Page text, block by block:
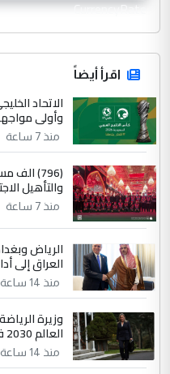
CurrencyRate
اقرأ أيضاً
وأولى
منذ 7 ساعة
(796)
والتأهيل
منذ 7 ساعة
الرياض
العراق إلى
منذ 14 ساعة
وزيرة
العالم 2030 في إسبانيا
منذ 14 ساعة